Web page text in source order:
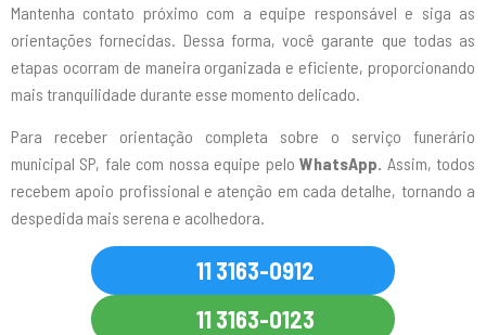
Mantenha contato próximo com a equipe responsável e siga as
orientações fornecidas. Dessa forma, você garante que todas as
etapas ocorram de maneira organizada e eficiente, proporcionando
mais tranquilidade durante esse momento delicado.
Para receber orientação completa sobre o serviço funerário
municipal SP, fale com nossa equipe peloWhatsApp. Assim, todos
recebem apoio profissional e atenção em cada detalhe, tornando a
despedida mais serena e acolhedora.
11 3163-0912
11 3163-0123